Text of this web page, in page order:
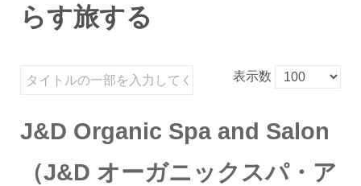
らす旅する
表示数
J&D Organic Spa and Salon
（J&D オーガニックスパ・ア